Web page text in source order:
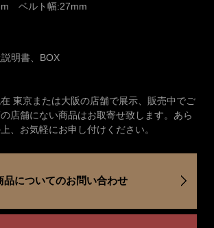
ベルト幅:27mm
明書、BOX
東京または大阪の店舗で展示、販売中でご
店舗にない商品はお取寄せ致します。あら
、お気軽にお申し付けください。
品についてのお問い合わせ